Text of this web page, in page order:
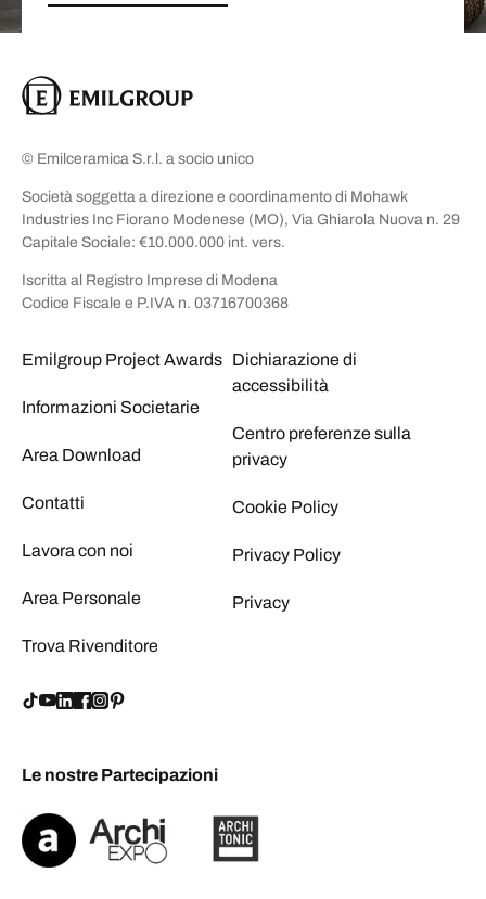
© Emilceramica S.r.l. a socio unico
Società soggetta a direzione e coordinamento di Mohawk
Industries Inc Fiorano Modenese (MO), Via Ghiarola Nuova n. 29
Capitale Sociale: €10.000.000 int. vers.
Iscritta al Registro Imprese di Modena
Codice Fiscale e P.IVA n. 03716700368
Emilgroup Project Awards
Informazioni Societarie
Area Download
Contatti
Lavora con noi
Area Personale
Trova Rivenditore
Dichiarazione di
accessibilità
Centro preferenze sulla
privacy
Cookie Policy
Privacy Policy
Privacy
Le nostre Partecipazioni